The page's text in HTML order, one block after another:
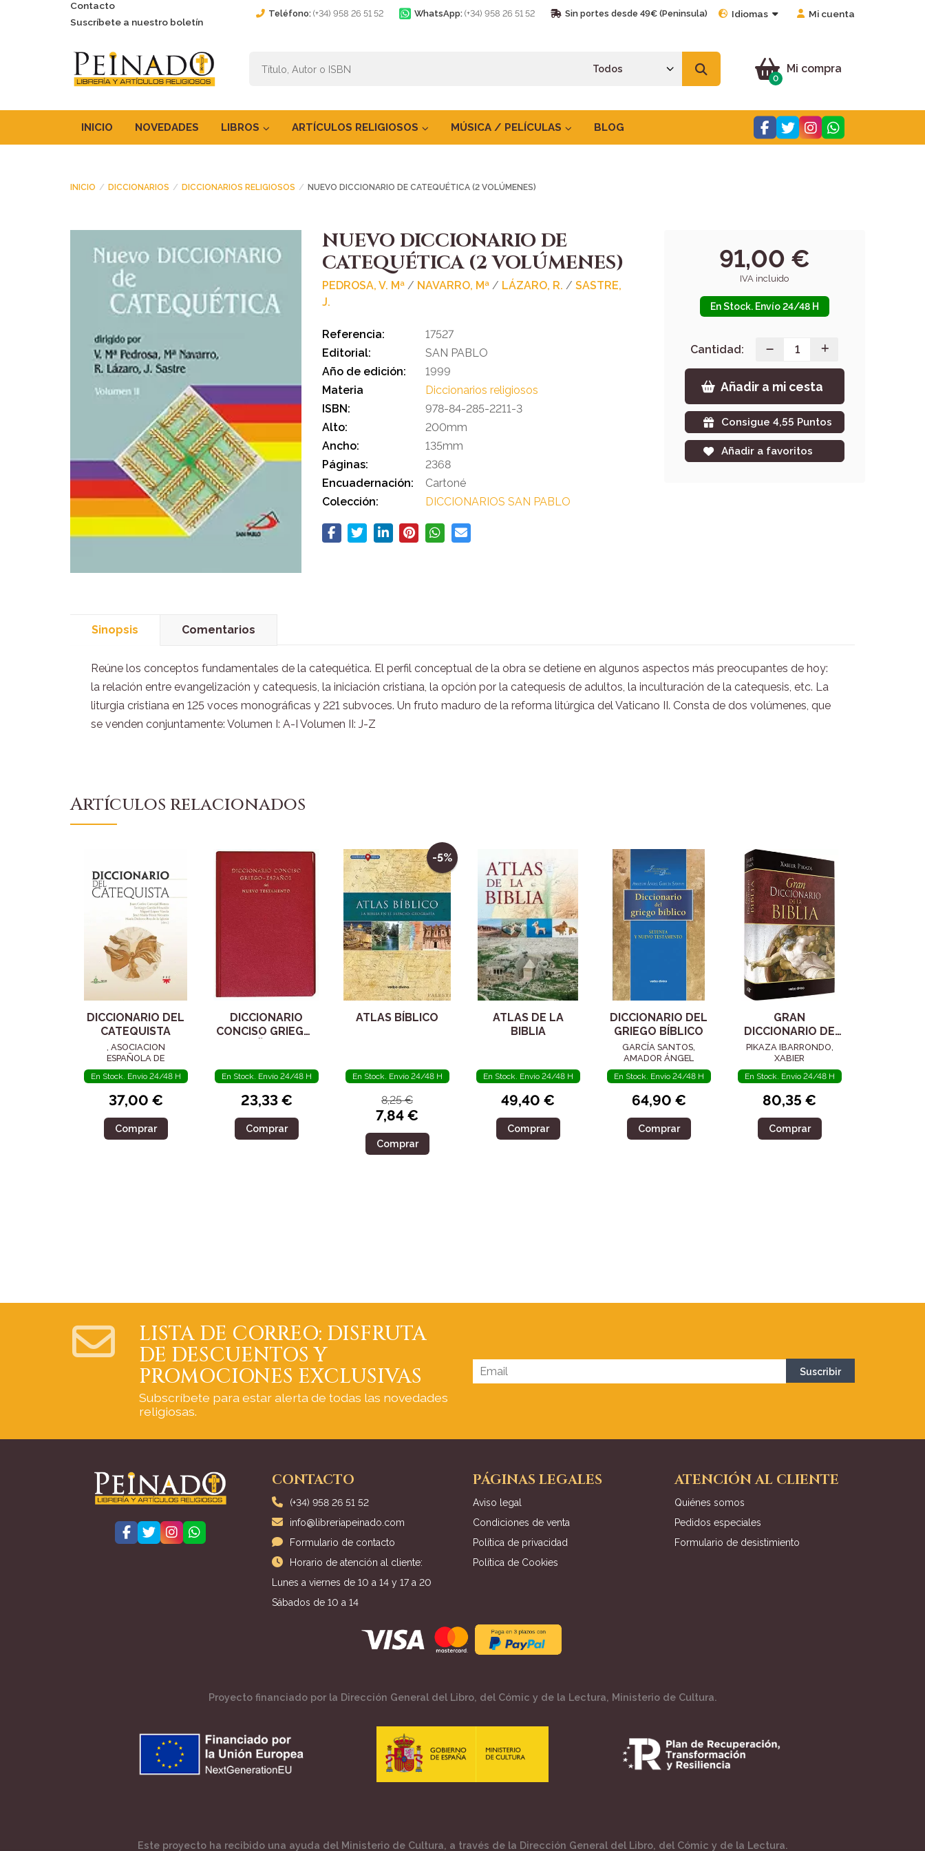
Contacto
Suscríbete a nuestro boletín
Teléfono: (+34) 958 26 51 52 WhatsApp: (+34) 958 26 51 52 Sin portes desde 49€ (Peninsula) Idiomas Mi cuenta
Mi compra
0
INICIO NOVEDADES LIBROS ARTÍCULOS RELIGIOSOS MÚSICA / PELÍCULAS BLOG
INICIO DICCIONARIOS DICCIONARIOS RELIGIOSOS NUEVO DICCIONARIO DE CATEQUÉTICA (2 VOLÚMENES)
NUEVO DICCIONARIO DE
CATEQUÉTICA (2 VOLÚMENES)
PEDROSA, V. Mª / NAVARRO, Mª / LÁZARO, R. / SASTRE,
J.
Referencia:
17527
Editorial:
SAN PABLO
Año de edición:
1999
Materia
Diccionarios religiosos
ISBN:
978-84-285-2211-3
Alto:
200mm
Ancho:
135mm
Páginas:
2368
Encuadernación:
Cartoné
Colección:
DICCIONARIOS SAN PABLO
91,00 €
IVA incluido
En Stock. Envío 24/48 H
Cantidad:
Añadir a mi cesta
Consigue 4,55 Puntos
Añadir a favoritos
Sinopsis Comentarios
Reúne los conceptos fundamentales de la catequética. El perfil conceptual de la obra se detiene en algunos aspectos más preocupantes de hoy:
la relación entre evangelización y catequesis, la iniciación cristiana, la opción por la catequesis de adultos, la inculturación de la catequesis, etc. La
liturgia cristiana en 125 voces monográficas y 221 subvoces. Un fruto maduro de la reforma litúrgica del Vaticano II. Consta de dos volúmenes, que
se venden conjuntamente: Volumen I: A-I Volumen II: J-Z
Artículos relacionados
DICCIONARIO DEL
CATEQUISTA
, ASOCIACION
ESPAÑOLA DE
CATEQUETAS (AECA)
En Stock. Envío 24/48 H
37,00 €
Comprar
DICCIONARIO
CONCISO GRIEGO-
TESTAMENTO
En Stock. Envío 24/48 H
23,33 €
Comprar
-5%
ATLAS BÍBLICO
En Stock. Envío 24/48 H
8,25 €
7,84 €
Comprar
ATLAS DE LA
BIBLIA
En Stock. Envío 24/48 H
49,40 €
Comprar
DICCIONARIO DEL
GRIEGO BÍBLICO
GARCÍA SANTOS,
AMADOR ÁNGEL
En Stock. Envío 24/48 H
64,90 €
Comprar
GRAN
DICCIONARIO DE
LA BIBLIA
PIKAZA IBARRONDO,
XABIER
En Stock. Envío 24/48 H
80,35 €
Comprar
LISTA DE CORREO: DISFRUTA
DE DESCUENTOS Y
PROMOCIONES EXCLUSIVAS
Subscríbete para estar alerta de todas las novedades
religiosas.
CONTACTO
(+34) 958 26 51 52
info@libreriapeinado.com
Formulario de contacto
Horario de atención al cliente:
Lunes a viernes de 10 a 14 y 17 a 20
Sábados de 10 a 14
PÁGINAS LEGALES
Aviso legal
Condiciones de venta
Política de privacidad
Política de Cookies
ATENCIÓN AL CLIENTE
Quiénes somos
Pedidos especiales
Formulario de desistimiento
Proyecto financiado por la Dirección General del Libro, del Cómic y de la Lectura, Ministerio de Cultura.
Este proyecto ha recibido una ayuda del Ministerio de Cultura, a través de la Dirección General del Libro, del Cómic y de la Lectura.